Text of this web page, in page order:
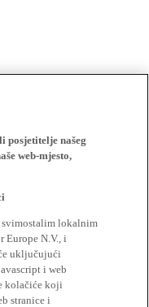
posjetitelje našeg
web-mjesto,
svimostalim lokalnim
Europe N.V., i
uključujući
i web
kolačiće koji
stranice i